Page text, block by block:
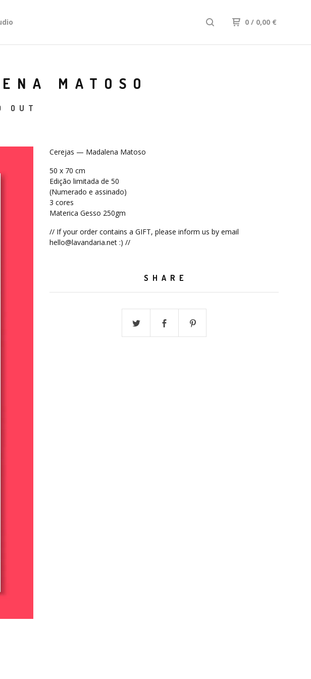
0 / 0,00 €
MATOSO
OUT
Cerejas — Madalena Matoso
50 x 70 cm
Edição limitada de 50
(Numerado e assinado)
3 cores
Materica Gesso 250gm
// If your order contains a GIFT, please inform us by email
hello@lavandaria.net:) //
SHARE